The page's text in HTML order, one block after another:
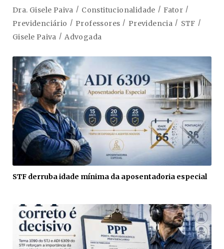
Dra. Gisele Paiva Constitucionalidade
Fator
Previdenciário
Professores Previdencia
STF
Gisele Paiva
Advogada
STF derruba idade mínima da aposentadoria especial